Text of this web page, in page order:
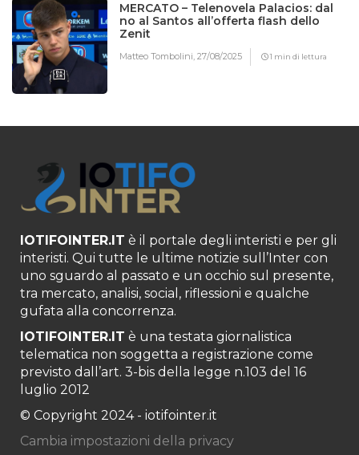
MERCATO – Telenovela Palacios: dal
no al Santos all’offerta flash dello
Zenit
Matteo Tombolini,27/08/2025 1 min di lettura
IOTIFOINTER.IT è il portale degli interisti e per gli
interisti. Qui tutte le ultime notizie sull’Inter con
uno sguardo al passato e un occhio sul presente,
tra mercato, analisi, social, riflessioni e qualche
gufata alla concorrenza.
IOTIFOINTER.IT è una testata giornalistica
telematica non soggetta a registrazione come
previsto dall’art. 3-bis della legge n.103 del 16
luglio 2012
© Copyright 2024 - iotifointer.it
Cambia impostazioni della privacy